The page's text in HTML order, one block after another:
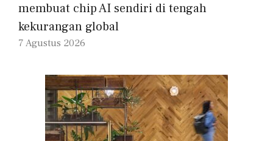
membuat chip AI sendiri di tengah
kekurangan global
7 Agustus 2026